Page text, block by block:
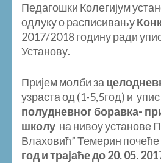
Педагошки Колегијум
одлуку о расписивању
2017/2018 годину ради
Установу.
Пријем молби за
узраста од (1-5,5год) и
полудневног боравка-
школу на нивоу установе
Влаховић” Темерин почеће
год и трајаће до20. 05. 20